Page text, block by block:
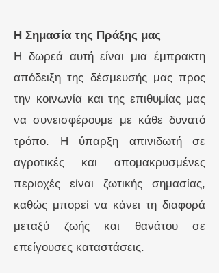
Η Σημασία της Πράξης μας
Η δωρεά αυτή είναι μια έμπρακτη
απόδειξη της δέσμευσής μας προς
την κοινωνία και της επιθυμίας μας
να συνεισφέρουμε με κάθε δυνατό
τρόπο. Η ύπαρξη απινιδωτή σε
αγροτικές και απομακρυσμένες
περιοχές είναι ζωτικής σημασίας,
καθώς μπορεί να κάνει τη διαφορά
μεταξύ ζωής και θανάτου σε
επείγουσες καταστάσεις.